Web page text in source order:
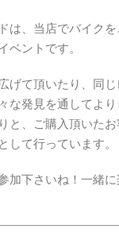
は、当店でバイク
ベントです。
げて頂いたり、同
な発見を通してよ
と、ご購入頂いた
して行っています。
加下さいね！一緒に